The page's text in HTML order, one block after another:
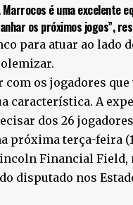
é uma excelente
os próximos jogos”,
para atuar ao lado
com os jogadores
característica. A
dos 26
próxima terça-feira
Financial Field,
disputado nos